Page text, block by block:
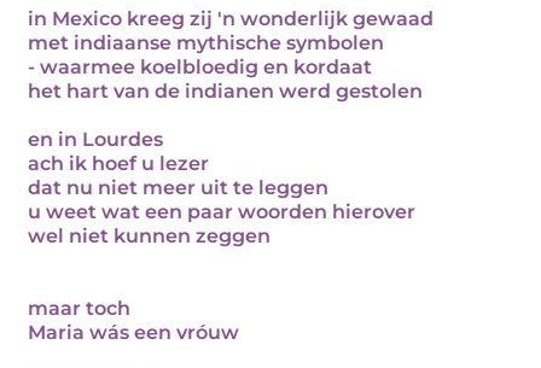
in Mexico kreeg zij 'n wonderlijk gewaad
met indiaanse mythische symbolen
- waarmee koelbloedig en kordaat
het hart van de indianen werd gestolen
en in Lourdes
ach ik hoef u lezer
dat nu niet meer uit te leggen
u weet wat een paar woorden hierover
wel niet kunnen zeggen
maar toch
Maria wás een vróuw